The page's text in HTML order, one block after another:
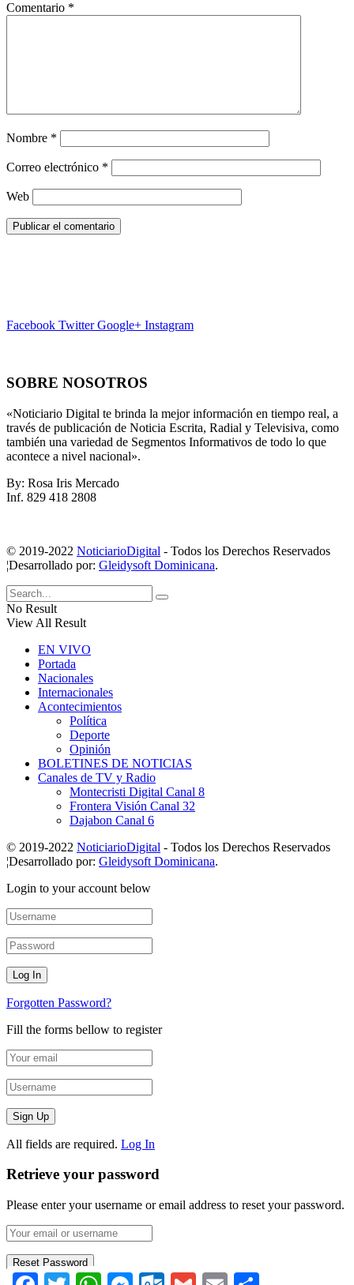
Comentario *
Nombre *
Correo electrónico *
Web
Facebook Twitter Google+ Instagram
SOBRE NOSOTROS
«Noticiario Digital te brinda la mejor información en tiempo real, a
través de publicación de Noticia Escrita, Radial y Televisiva, como
también una variedad de Segmentos Informativos de todo lo que
acontece a nivel nacional».
By: Rosa Iris Mercado
Inf. 829 418 2808
© 2019-2022 NoticiarioDigital - Todos los Derechos Reservados
¦Desarrollado por: Gleidysoft Dominicana.
No Result
View All Result
EN VIVO
Portada
Nacionales
Internacionales
Acontecimientos
Política
Deporte
Opinión
BOLETINES DE NOTICIAS
Canales de TV y Radio
Montecristi Digital Canal 8
Frontera Visión Canal 32
Dajabon Canal 6
© 2019-2022 NoticiarioDigital - Todos los Derechos Reservados
¦Desarrollado por: Gleidysoft Dominicana.
Login to your account below
Forgotten Password?
Fill the forms bellow to register
All fields are required. Log In
Retrieve your password
Please enter your username or email address to reset your password.
FacebookTwitter WhatsAppMessengerOutlook.com
Gmail Email